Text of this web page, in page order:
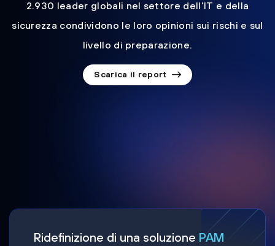
2.930 leader globali nel settore dell'IT e della
sicurezza condividono le loro opinioni sui rischi e sul
livello di preparazione.
Scarica il report
Ridefinizione di una soluzione PAM